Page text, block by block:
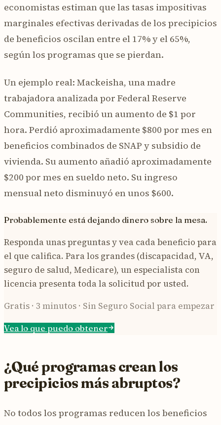
economistas estiman que las tasas impositivas
marginales efectivas derivadas de los precipicios
de beneficios oscilan entre el 17% y el 65%,
según los programas que se pierdan.
Un ejemplo real: Mackeisha, una madre
trabajadora analizada por Federal Reserve
Communities, recibió un aumento de $1 por
hora. Perdió aproximadamente $800 por mes en
beneficios combinados de SNAP y subsidio de
vivienda. Su aumento añadió aproximadamente
$200 por mes en sueldo neto. Su ingreso
mensual neto disminuyó en unos $600.
Probablemente está dejando dinero sobre la mesa.
Responda unas preguntas y vea cada beneficio para
el que califica. Para los grandes (discapacidad, VA,
seguro de salud, Medicare), un especialista con
licencia presenta toda la solicitud por usted.
Gratis · 3 minutos · Sin Seguro Social para empezar
Vea lo que puedo obtener
¿Qué programas crean los
precipicios más abruptos?
No todos los programas reducen los beneficios